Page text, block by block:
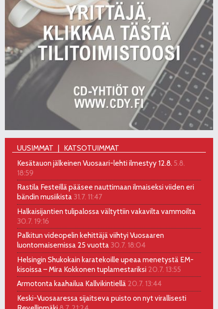
UUSIMMAT
KATSOTUIMMAT
Kesätauon jälkeinen Vuosaari-lehti ilmestyy 12.8. 5.8.
18:59
Rastila Festeillä pääsee nauttimaan ilmaiseksi viiden eri
bändin musiikista 31.7. 11:47
Halkaisijantien tulipalossa vältyttiin vakavilta vammoilta
30.7. 19:16
Palkitun videopelin kehittäjä viihtyi Vuosaaren
luontomaisemissa 25 vuotta 30.7. 18:04
Helsingin Shukokain karatekoille upeaa menetystä EM-
kisoissa – Mira Kokkonen tuplamestariksi 20.7. 13:55
Armotonta kaahailua Kallvikintiellä 20.7. 13:44
Keski-Vuosaaressa sijaitseva puisto on nyt virallisesti